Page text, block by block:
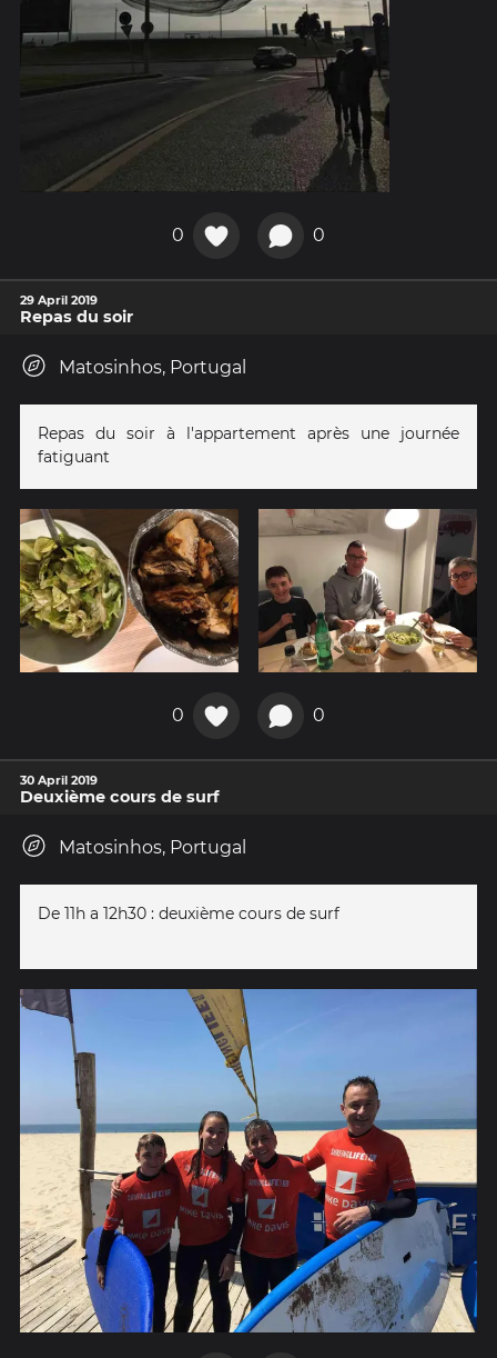
0 0
29 April 2019
Repas du soir
Matosinhos, Portugal
Repas du soir à l'appartement après une journée
fatiguant
0 0
30 April 2019
Deuxième cours de surf
Matosinhos, Portugal
De 11h a 12h30 : deuxième cours de surf